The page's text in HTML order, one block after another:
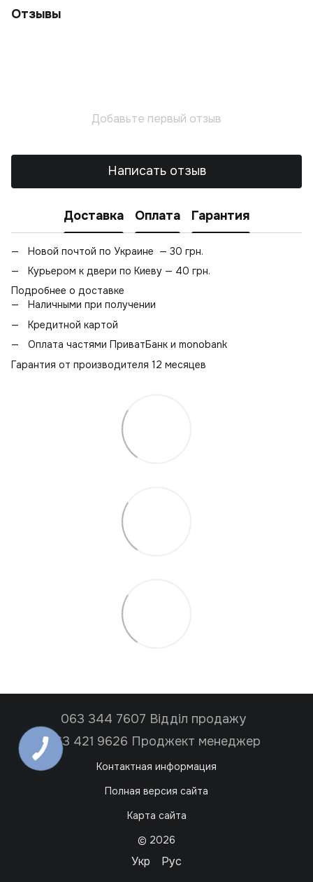
Отзывы
Добавьте первый отзыв
Написать отзыв
Доставка Оплата Гарантия
Новой почтой по Украине — 30 грн.
Курьером к двери по Киеву — 40 грн.
Подробнее о доставке
Наличными при получении
Кредитной картой
Оплата частями ПриватБанк и monobank
Гарантия от производителя 12 месяцев
063 344 7607 Відділ продажу
063 421 9626 Проджект менеджер
Контактная информация
Полная версия сайта
Карта сайта
© 2026
Укр Рус